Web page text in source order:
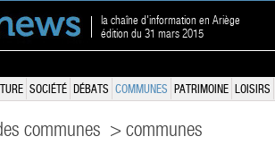
la chaîne d'information en Ariège
édition du 31 mars 2015
SOCIÉTÉ DÉBATS COMMUNES PATRIMOINE LOISIRS
communes > communes